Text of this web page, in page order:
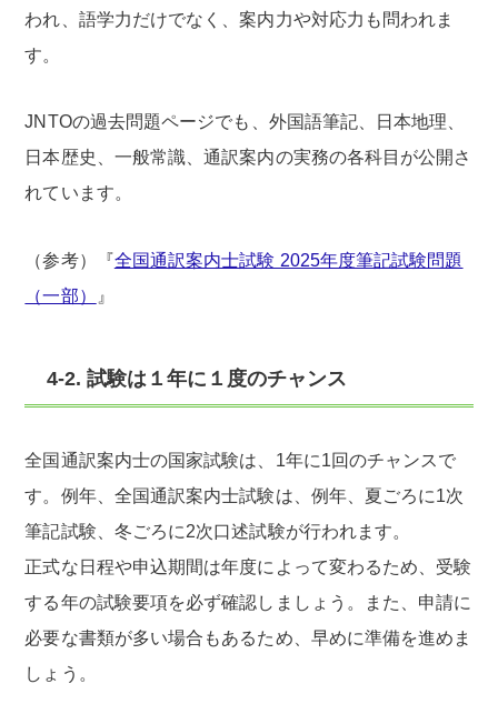
われ、語学力だけでなく、案内力や対応力も問われま
す。
JNTOの過去問題ページでも、外国語筆記、日本地理、
日本歴史、一般常識、通訳案内の実務の各科目が公開さ
れています。
（参考）『全国通訳案内士試験 2025年度筆記試験問題
（一部）
』
4-2. 試験は１年に１度のチャンス
全国通訳案内士の国家試験は、1年に1回のチャンスで
す。例年、全国通訳案内士試験は、例年、夏ごろに1次
筆記試験、冬ごろに2次口述試験が行われます。
正式な日程や申込期間は年度によって変わるため、受験
する年の試験要項を必ず確認しましょう。また、申請に
必要な書類が多い場合もあるため、早めに準備を進めま
しょう。